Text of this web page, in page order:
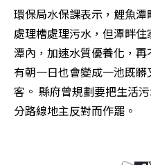
環保局水保課表示，鯉魚
處理槽處理污水，但潭畔
潭內，加速水質優養化，
有朝一日也會變成一池既
客。 縣府曾規劃要把生活
分路線地主反對而作罷。